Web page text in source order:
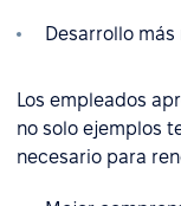
Desarrollo
Los empleados
no solo ejemplos
necesario para